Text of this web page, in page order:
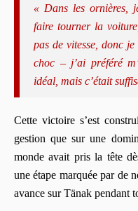
« Dans les ornières,
faire tourner la
pas de vitesse, donc
choc – j’ai préféré
idéal, mais c’était
Cette victoire s’est
gestion que sur une
monde avait pris la tête
une étape marquée par de
avance sur Tänak pendant